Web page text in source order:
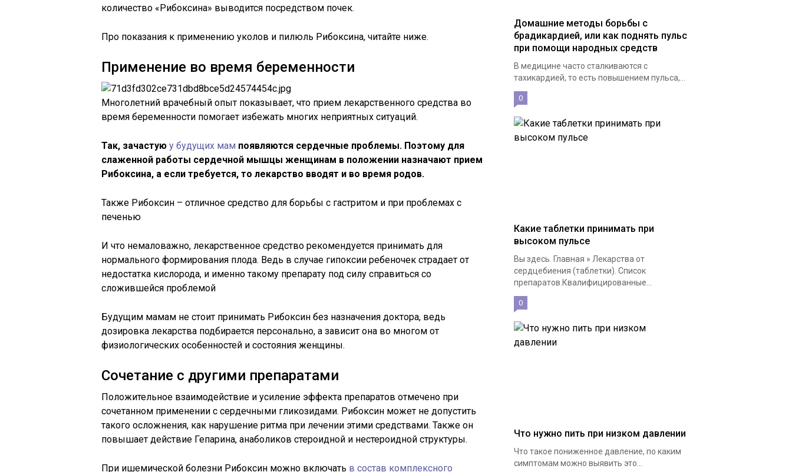
количество «Рибоксина» выводится посредством почек.
Про показания к применению уколов и пилюль Рибоксина, читайте ниже.
Применение во время беременности
Многолетний врачебный опыт показывает, что прием лекарственного средства во
время беременности помогает избежать многих неприятных ситуаций.
Так, зачастую у будущих мам появляются сердечные проблемы. Поэтому для
слаженной работы сердечной мышцы женщинам в положении назначают прием
Рибоксина, а если требуется, то лекарство вводят и во время родов.
Также Рибоксин – отличное средство для борьбы с гастритом и при проблемах с
печенью
И что немаловажно, лекарственное средство рекомендуется принимать для
нормального формирования плода. Ведь в случае гипоксии ребеночек страдает от
недостатка кислорода, и именно такому препарату под силу справиться со
сложившейся проблемой
Будущим мамам не стоит принимать Рибоксин без назначения доктора, ведь
дозировка лекарства подбирается персонально, а зависит она во многом от
физиологических особенностей и состояния женщины.
Сочетание с другими препаратами
Положительное взаимодействие и усиление эффекта препаратов отмечено при
сочетанном применении с сердечными гликозидами. Рибоксин может не допустить
такого осложнения, как нарушение ритма при лечении этими средствами. Также он
повышает действие Гепарина, анаболиков стероидной и нестероидной структуры.
При ишемической болезни Рибоксин можно включать в состав комплексного
Домашние методы борьбы с
брадикардией, или как поднять пульс
при помощи народных средств
В медицине часто сталкиваются с
тахикардией, то есть повышением пульса,...
0
Какие таблетки принимать при
высоком пульсе
Вы здесь. Главная » Лекарства от
сердцебиения (таблетки). Список
препаратов.Квалифицированные...
0
Что нужно пить при низком давлении
Что такое пониженное давление, по каким
симптомам можно выявить это...